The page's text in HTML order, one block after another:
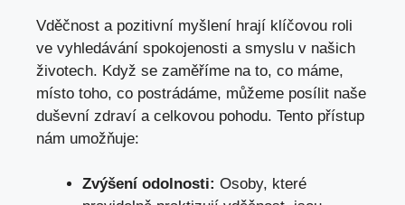
Vděčnost a pozitivní myšlení hrají klíčovou roli
ve vyhledávání spokojenosti a smyslu v našich
životech. Když se zaměříme na to, co máme,
místo toho, co postrádáme, můžeme posílit naše
duševní zdraví a celkovou pohodu. Tento přístup
nám umožňuje:
Zvýšení odolnosti: Osoby, které